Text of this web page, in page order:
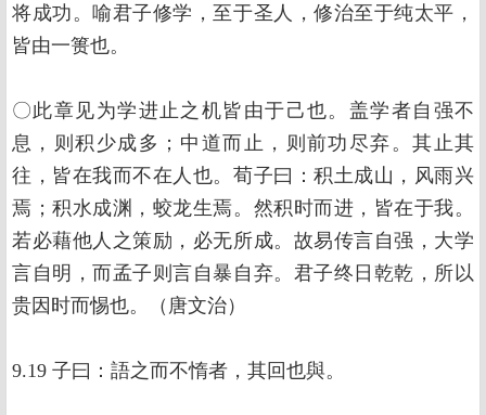
将成功。喻君子修学，至于圣人，修治至于纯太平，
皆由一篑也。
〇此章见为学进止之机皆由于己也。盖学者自强不
息，则积少成多；中道而止，则前功尽弃。其止其
往，皆在我而不在人也。荀子曰：积土成山，风雨兴
焉；积水成渊，蛟龙生焉。然积时而进，皆在于我。
若必藉他人之策励，必无所成。故易传言自强，大学
言自明，而孟子则言自暴自弃。君子终日乾乾，所以
贵因时而惕也。（唐文治）
9.19 子曰：語之而不惰者，其回也與。